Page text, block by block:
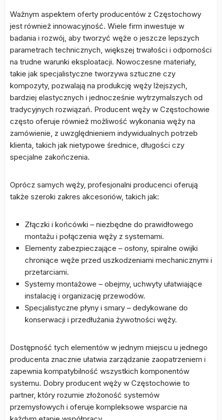
Ważnym aspektem oferty producentów z Częstochowy
jest również innowacyjność. Wiele firm inwestuje w
badania i rozwój, aby tworzyć węże o jeszcze lepszych
parametrach technicznych, większej trwałości i odporności
na trudne warunki eksploatacji. Nowoczesne materiały,
takie jak specjalistyczne tworzywa sztuczne czy
kompozyty, pozwalają na produkcję węży lżejszych,
bardziej elastycznych i jednocześnie wytrzymalszych od
tradycyjnych rozwiązań. Producent węży w Częstochowie
często oferuje również możliwość wykonania węży na
zamówienie, z uwzględnieniem indywidualnych potrzeb
klienta, takich jak nietypowe średnice, długości czy
specjalne zakończenia.
Oprócz samych węży, profesjonalni producenci oferują
także szeroki zakres akcesoriów, takich jak:
Złączki i końcówki – niezbędne do prawidłowego
montażu i połączenia węży z systemami.
Elementy zabezpieczające – osłony, spiralne owijki
chroniące węże przed uszkodzeniami mechanicznymi i
przetarciami.
Systemy montażowe – obejmy, uchwyty ułatwiające
instalację i organizację przewodów.
Specjalistyczne płyny i smary – dedykowane do
konserwacji i przedłużania żywotności węży.
Dostępność tych elementów w jednym miejscu u jednego
producenta znacznie ułatwia zarządzanie zaopatrzeniem i
zapewnia kompatybilność wszystkich komponentów
systemu. Dobry producent węży w Częstochowie to
partner, który rozumie złożoność systemów
przemysłowych i oferuje kompleksowe wsparcie na